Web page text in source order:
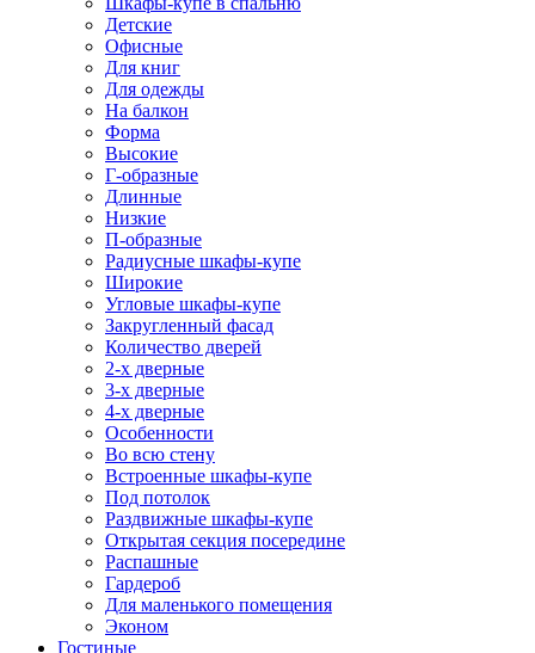
Детские
Офисные
Для книг
Для одежды
На балкон
Форма
Высокие
Г-образные
Длинные
Низкие
П-образные
Радиусные шкафы-купе
Широкие
Угловые шкафы-купе
Закругленный фасад
Количество дверей
2-х дверные
3-х дверные
4-х дверные
Особенности
Во всю стену
Встроенные шкафы-купе
Под потолок
Раздвижные шкафы-купе
Открытая секция посередине
Распашные
Гардероб
Для маленького помещения
Эконом
Гостиные